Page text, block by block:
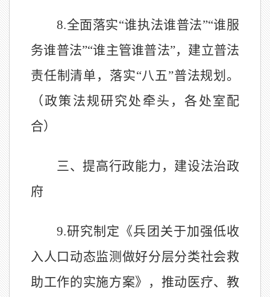
8.全面落实“谁执法谁普法”“谁服
务谁普法”“谁主管谁普法”，建立普法
责任制清单，落实“八五”普法规划。
（政策法规研究处牵头，各处室配
合）
三、提高行政能力，建设法治政
府
9.研究制定《兵团关于加强低收
入人口动态监测做好分层分类社会救
助工作的实施方案》，推动医疗、教